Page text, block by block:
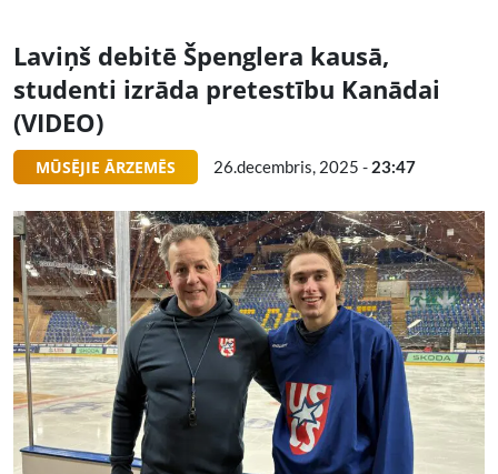
Laviņš debitē Špenglera kausā,
studenti izrāda pretestību Kanādai
(VIDEO)
MŪSĒJIE ĀRZEMĒS 26.decembris, 2025 - 23:47